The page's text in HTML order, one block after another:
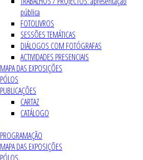
pública
FOTOLIVROS
SESSÕES TEMÁTICAS
DIÁLOGOS COM FOTÓGRAFAS
ACTIVIDADES PRESENCIAIS
MAPA DAS EXPOSIÇÕES
PÓLOS
PUBLICAÇÕES
CARTAZ
CATÁLOGO
PROGRAMAÇÃO
MAPA DAS EXPOSIÇÕES